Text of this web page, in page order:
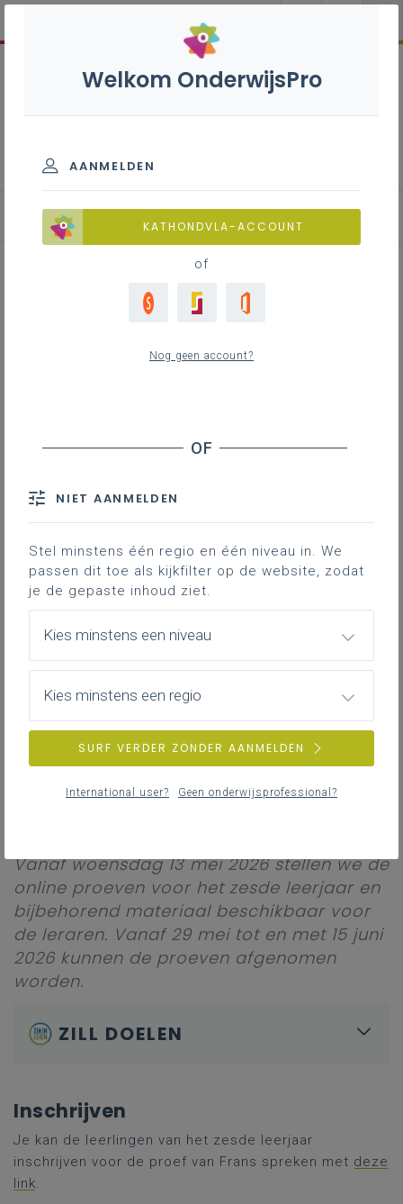
IDP6 - Gestandaardiseerde
Inschrijven
Materiaal
Verloop
Beoordeling
Resultaten
Met deze praktische proef van 2023 kan je
Met de spreekopdrachten gaan we na in
welke mate de leerlingen eenvoudige
mondelinge boodschappen in het Frans
kunnen overbrengen. De leerlingen maken
de proef individueel. De leraar beoordeelt
achteraf de opnames van de leerlingen
Vanaf woensdag 13 mei 2026 stellen we de
online proeven voor het zesde leerjaar en
bijbehorend materiaal beschikbaar voor
de leraren. Vanaf 29 mei tot en met 15 juni
2026 kunnen de proeven afgenomen
worden.
ZILL DOELEN
Inschrijven
Je kan de leerlingen van het zesde leerjaar
inschrijven voor de proef van Frans spreken met deze
link.
Welkom OnderwijsPro
AANMELDEN
KATHONDVLA-ACCOUNT
of
Nog geen account?
NIET AANMELDEN
Stel minstens één regio en één niveau in. We
passen dit toe als kijkfilter op de website, zodat
je de gepaste inhoud ziet.
Kies minstens een niveau
Kies minstens een regio
SURF VERDER ZONDER AANMELDEN
International user? Geen onderwijsprofessional?